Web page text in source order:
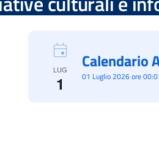
LUG
1 01 Luglio 2026 ore
Calendario